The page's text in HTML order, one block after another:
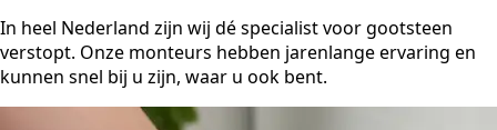
In heel Nederland zijn wij dé specialist voor gootsteen
verstopt. Onze monteurs hebben jarenlange ervaring en
kunnen snel bij u zijn, waar u ook bent.